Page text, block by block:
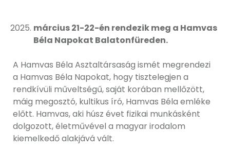
március 21-22-én rendezik meg a Hamvas
Béla Napokat Balatonfüreden.
A Hamvas Béla Asztaltársaság ismét megrendezi
a Hamvas Béla Napokat, hogy tisztelegjen a
rendkívüli műveltségű, saját korában mellőzött,
máig megosztó, kultikus író, Hamvas Béla emléke
előtt. Hamvas, aki húsz évet fizikai munkásként
dolgozott, életművével a magyar irodalom
kiemelkedő alakjává vált.